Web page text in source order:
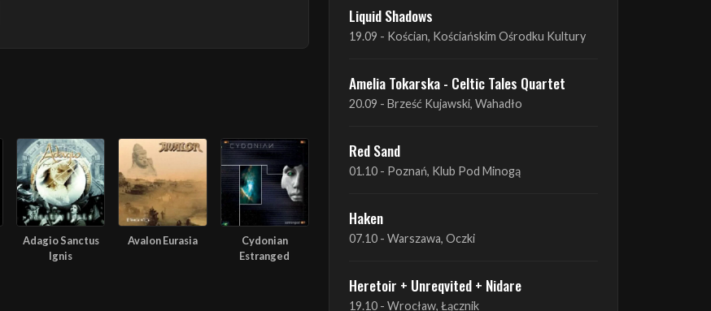
Adagio Sanctus
Ignis
Avalon Eurasia
Cydonian
Estranged
19.09 - Brześć Kujawski, Wahadło
19.09 - Kościan, Kościańskim Ośrodku Kultury
20.09 - Brześć Kujawski, Wahadło
01.10 - Poznań, Klub Pod Minogą
07.10 - Warszawa, Oczki